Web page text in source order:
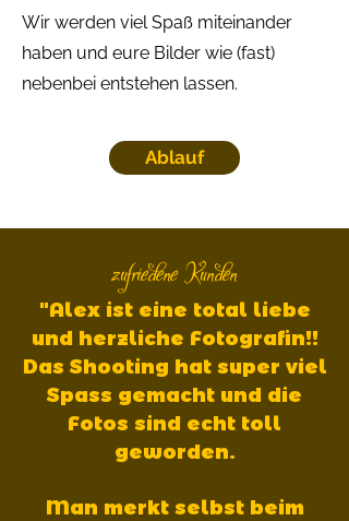
Wir werden viel Spaß miteinander
haben und eure Bilder wie (fast)
nebenbei entstehen lassen.
Ablauf
zufriedene Kunden
"Alex ist eine total liebe
und herzliche Fotografin!!
Das Shooting hat super viel
Spass gemacht und die
Fotos sind echt toll
geworden.
Man merkt selbst beim